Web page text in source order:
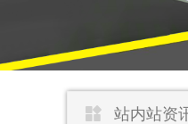
 站内站资